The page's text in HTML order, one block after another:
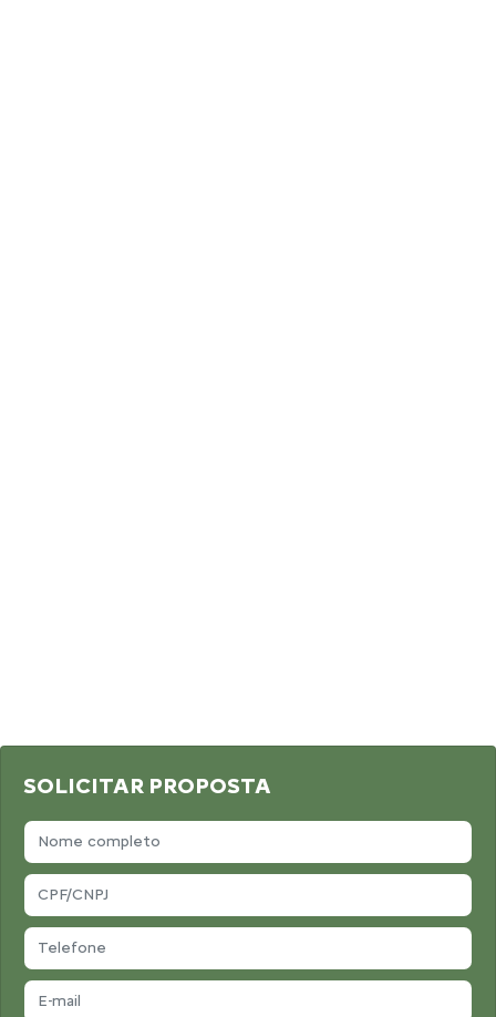
SOLICITAR PROPOSTA